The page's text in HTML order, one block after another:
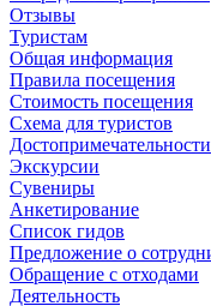
Отзывы
Туристам
Общая информация
Правила посещения
Стоимость посещения
Схема для туристов
Достопримечательности
Экскурсии
Сувениры
Анкетирование
Список гидов
Предложение о
Обращение с отходами
Деятельность